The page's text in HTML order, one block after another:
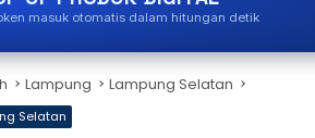
masuk otomatis dalam hitungan detik
Lampung Lampung Selatan
Selatan